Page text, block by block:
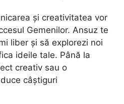
și creativitatea vor
Gemenilor. Ansuz te
liber și să explorezi noi
ideile tale. Până la
creativ sau o
câștiguri